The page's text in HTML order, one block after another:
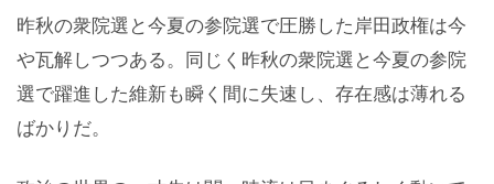
昨秋の衆院選と今夏の参院選で圧勝した岸田政権は今
や瓦解しつつある。同じく昨秋の衆院選と今夏の参院
選で躍進した維新も瞬く間に失速し、存在感は薄れる
ばかりだ。